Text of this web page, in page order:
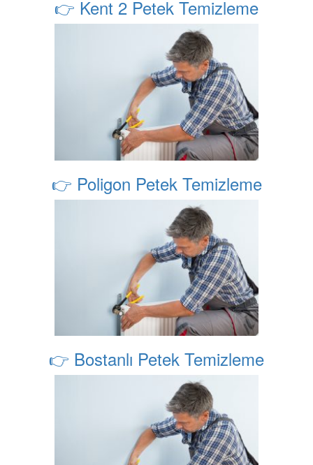
👉 Kent 2 Petek Temizleme
👉 Poligon Petek Temizleme
👉 Bostanlı Petek Temizleme